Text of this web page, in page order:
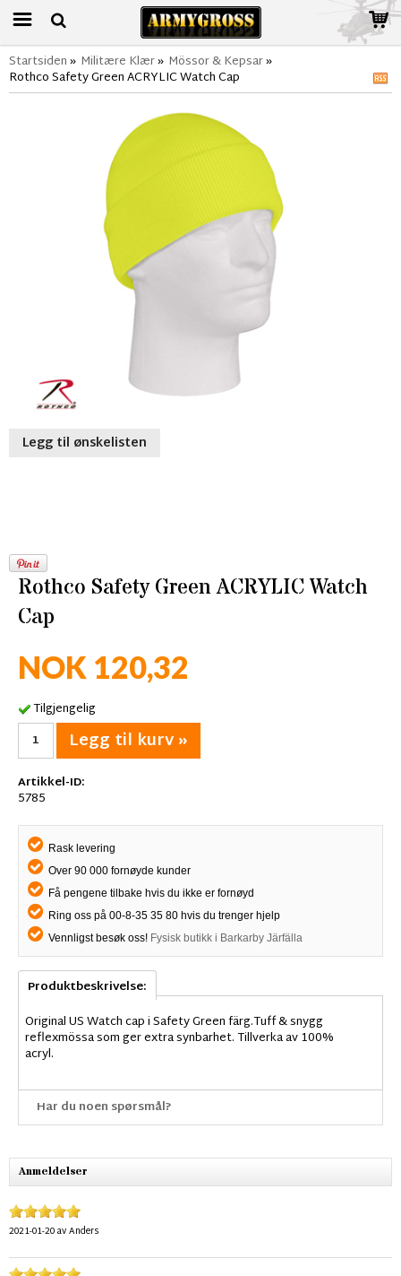
Startsiden» Militære Klær» Mössor & Kepsar»
Rothco Safety Green ACRYLIC Watch Cap
Legg til ønskelisten
Rothco Safety Green ACRYLIC Watch
Cap
NOK 120,32
Tilgjengelig
Legg til kurv »
Artikkel-ID:
5785
Rask levering
Over 90 000 fornøyde kunder
Få pengene tilbake hvis du ikke er fornøyd
Ring oss på 00-8-35 35 80 hvis du trenger hjelp
Vennligst besøk oss! Fysisk butikk i Barkarby Järfälla
Produktbeskrivelse:
Original US Watch cap i Safety Green färg.Tuff & snygg
reflexmössa som ger extra synbarhet. Tillverka av 100%
acryl.
Har du noen spørsmål?
Anmeldelser
2021-01-20avAnders